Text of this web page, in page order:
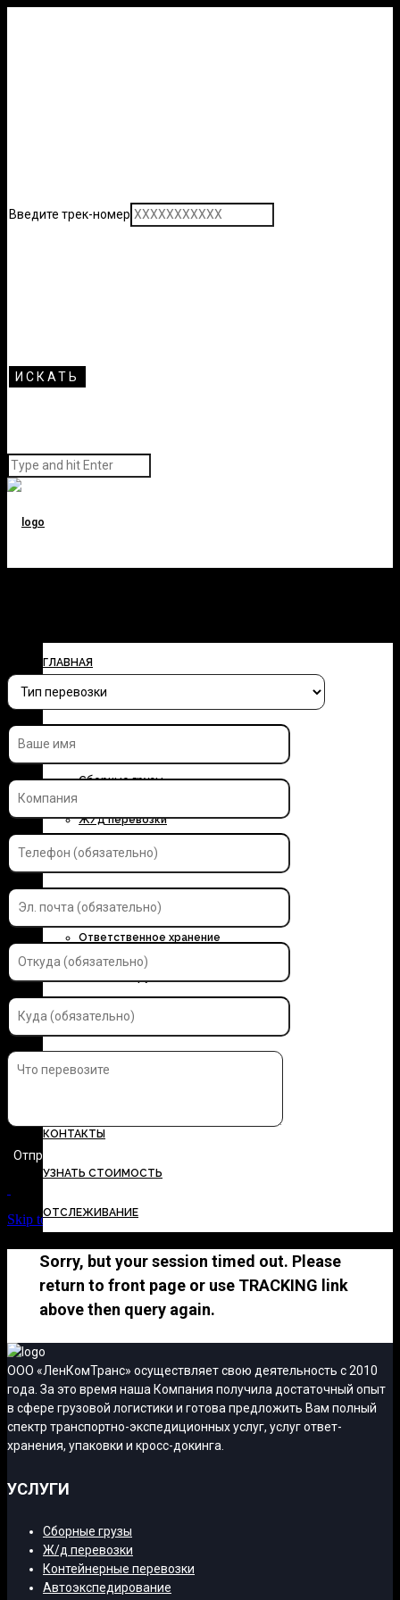
Введите трек-номер
ГЛАВНАЯ
О КОМПАНИИ
УСЛУГИ
Сборные грузы
Ж/д перевозки
Контейнерные перевозки
Автоэкспедирование
Ответственное хранение
Страхование грузов
ДОКУМЕНТЫ
КОНТАКТЫ
УЗНАТЬ СТОИМОСТЬ
ОТСЛЕЖИВАНИЕ
стоимость перевозки
Skip to Content
Sorry, but your session timed out. Please
return to front page or use TRACKING link
above then query again.
ООО «ЛенКомТранс» осуществляет свою деятельность с 2010
года. За это время наша Компания получила достаточный опыт
в сфере грузовой логистики и готова предложить Вам полный
спектр транспортно-экспедиционных услуг, услуг ответ-
хранения, упаковки и кросс-докинга.
УСЛУГИ
Сборные грузы
Ж/д перевозки
Контейнерные перевозки
Автоэкспедирование